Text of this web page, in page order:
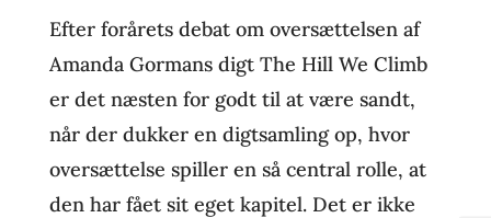
Efter forårets debat om oversættelsen af
Amanda Gormans digt The Hill We Climb
er det næsten for godt til at være sandt,
når der dukker en digtsamling op, hvor
oversættelse spiller en så central rolle, at
den har fået sit eget kapitel. Det er ikke